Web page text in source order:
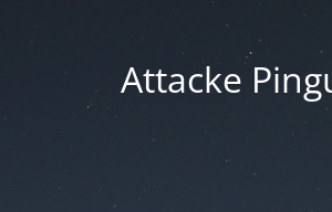
Attacke